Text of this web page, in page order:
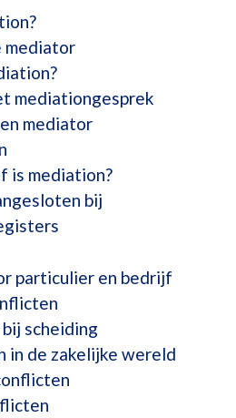
mediator
mediationgesprek
mediator
is mediation?
bij
particulier en bedrijf
scheiding
in de zakelijke wereld